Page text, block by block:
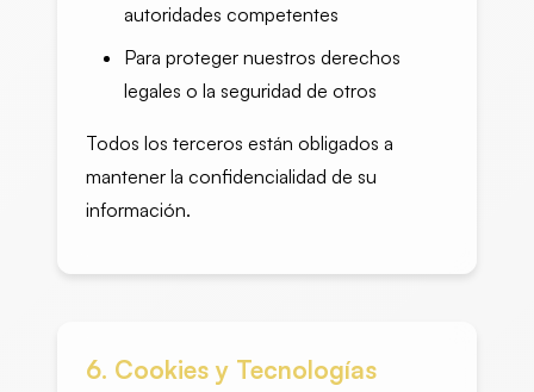
autoridades competentes
Para proteger nuestros derechos
legales o la seguridad de otros
Todos los terceros están obligados a
mantener la confidencialidad de su
información.
6. Cookies y Tecnologías